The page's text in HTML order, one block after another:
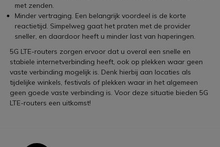
met zenden.
Minder vertraging. Een belangrijk voordeel is de korte
reactietijd. Simpelweg gaat het praten met de provider
sneller, en daardoor heeft u minder last van haperingen.
5G LTE-routers zorgen ervoor dat u overal een snelle en
stabiele internetverbinding heeft, ook op plekken waar geen
vaste verbinding mogelijk is. Denk hierbij aan locaties als
tijdelijke winkels, festivals of plekken waar in het algemeen
geen goede vaste verbinding is. Voor deze situatie bieden 5G
LTE-routers een uitkomst!